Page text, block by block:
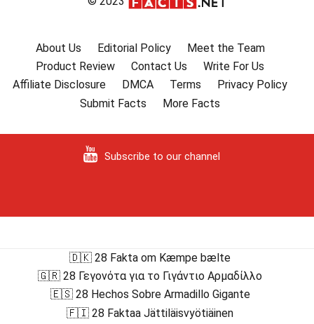
About Us Editorial Policy
Meet the Team
Product Review
Contact Us
Write For Us
Affiliate Disclosure
DMCA Terms
Privacy Policy
Submit Facts
More Facts
Subscribe to our channel
🇩🇰 28 Fakta om Kæmpe bælte
🇬🇷 28 Γεγονότα για το Γιγάντιο Αρμαδίλλο
🇪🇸 28 Hechos Sobre Armadillo Gigante
🇫🇮 28 Faktaa Jättiläisvyötiäinen